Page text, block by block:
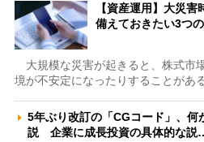
【資産運用】大災
備えておきたい3つ
大規模な災害が起きると、株式市
境が不安定になったりすることがあ
5年ぶり改訂の「CGコード」、何
説 企業に成長投資の具体的な説